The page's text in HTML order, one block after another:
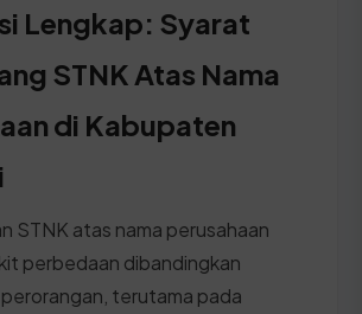
Lengkap: Syarat
STNK Atas Nama
di Kabupaten
STNK atas nama perusahaan
perbedaan dibandingkan
terutama pada